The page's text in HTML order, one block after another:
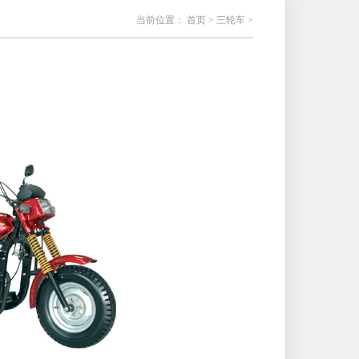
当前位置： 首页 > 三轮车 >